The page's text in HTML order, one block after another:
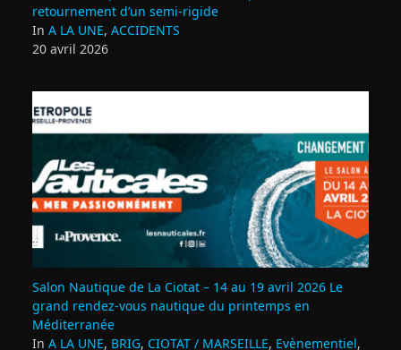
retournement d’un semi‑rigide
In A LA UNE, ACCIDENTS
20 avril 2026
Salon Nautique de La Ciotat – 14 au 19 avril 2026 Le
grand rendez‑vous nautique du printemps en
Méditerranée
In A LA UNE, BRIG, CIOTAT / MARSEILLE, Evènementiel,